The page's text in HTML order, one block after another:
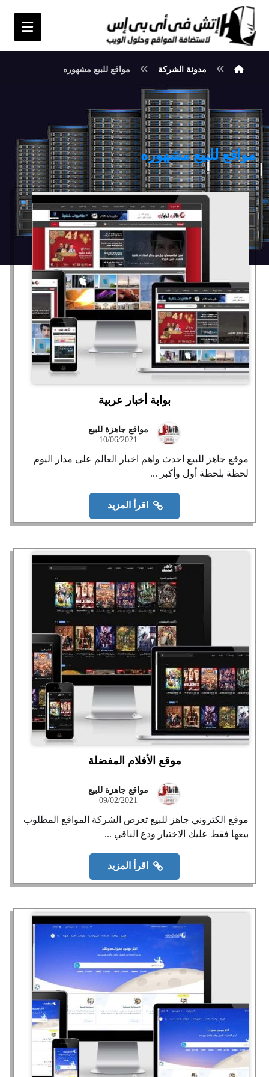
مدونة الشركة مواقع للبيع مشهوره
مواقع للبيع مشهوره
بوابة أخبار عربية
مواقع جاهزة للبيع
10/06/2021
موقع جاهز للبيع احدث واهم اخبار العالم على مدار اليوم
لحظة بلحظة أول وأكبر ...
اقرأ المزيد
موقع الأفلام المفضلة
مواقع جاهزة للبيع
09/02/2021
موقع الكتروني جاهز للبيع تعرض الشركة المواقع المطلوب
بيعها فقط عليك الاختيار ودع الباقي ...
اقرأ المزيد